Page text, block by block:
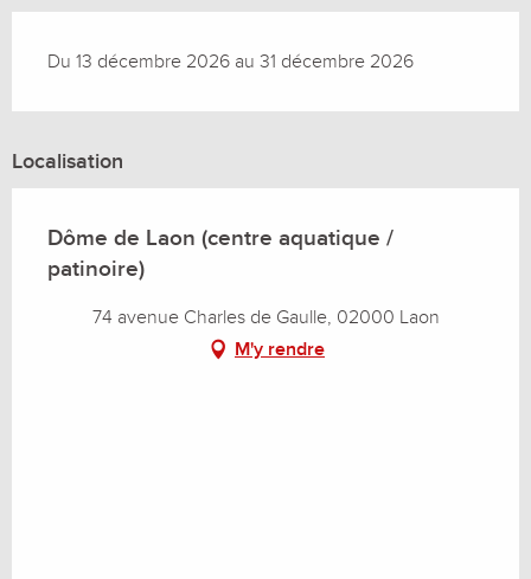
Du 13 décembre 2026 au 31 décembre 2026
Localisation
Dôme de Laon (centre aquatique /
patinoire)
74 avenue Charles de Gaulle, 02000 Laon
M'y rendre